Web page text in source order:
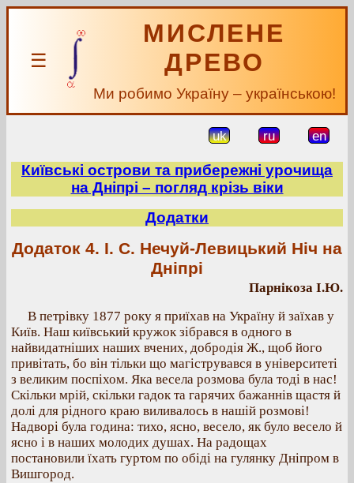
☰
МИСЛЕНЕ
ДРЕВО
Ми робимо Україну – українською!
uk ru en
Київські острови та прибережні урочища
на Дніпрі – погляд крізь віки
Додатки
Додаток 4. І. С. Нечуй-Левицький Ніч на
Дніпрі
Парнікоза І.Ю.
В петрівку 1877 року я приїхав на Україну й заїхав у
Київ. Наш київський кружок зібрався в одного в
найвидатніших наших вчених, добродія Ж., щоб його
привітать, бо він тільки що магіструвався в університеті
з великим поспіхом. Яка весела розмова була тоді в нас!
Скільки мрій, скільки гадок та гарячих бажаннів щастя й
долі для рідного краю виливалось в нашій розмові!
Надворі була година: тихо, ясно, весело, як було весело й
ясно і в наших молодих душах. На радощах
постановили їхать гуртом по обіді на гулянку Дніпром в
Вишгород.